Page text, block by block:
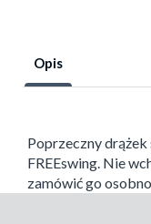
Opis
Poprzeczny
FREEswing. Nie
zamówić go